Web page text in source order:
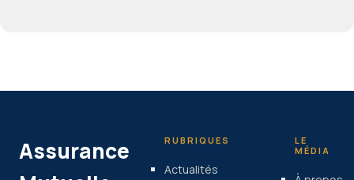
Assurance
RUBRIQUES
Actualités
LE
MÉDIA